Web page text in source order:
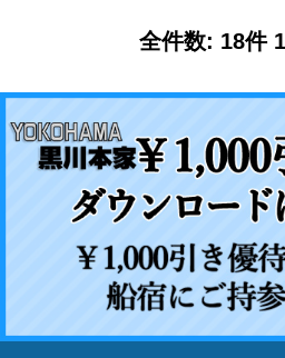
全件数: 18件 1